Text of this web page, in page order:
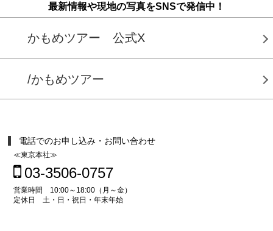
最新情報や現地の写真をSNSで発信中！
かもめツアー 公式X
/かもめツアー
電話でのお申し込み・お問い合わせ
≪東京本社≫
03-3506-0757
営業時間 10:00～18:00（月～金）
定休日 土・日・祝日・年末年始